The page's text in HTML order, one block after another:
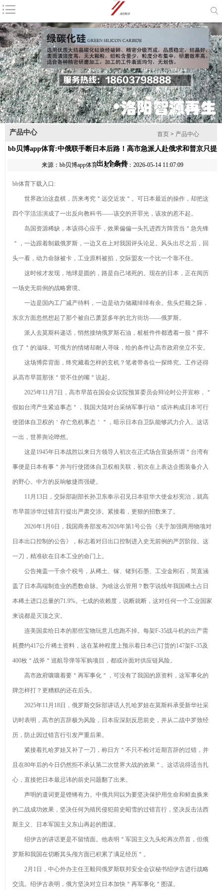
咨询电话：
18603798888
首页公司简介产品中心新闻资讯耐火材料磨料联系我们网站地图
1 2 3 4
产品列表
棕刚玉
钻石最新资
讯-快科技--科技
改动未来
2026年8月
金刚砂厂家推荐
指南：除锈金刚
产业链上的
山东好品牌丨藏
钻石最新资
讯-快科技--科技
改动未来
2026年8月
金刚砂厂家推荐
指南：除锈金刚
砂喷砂黑磨料公
司优选！
产业链上的
山东好品牌丨藏
在玻璃中
的“黑”科技
棕刚玉的主
要成分有什么
更多>>
章贡区推动经济社
会高水平质量的发
TOP50机器人公司
中国两家公司再次
上榜
装置机器人新闻资
讯及技能解决方案
- OFweek网
潜江市公共查
验查验测验中心正
式挂牌
2026年4月新
消息：巩义知名强
磁磁选机供应商欧
瑞重工深度解析与
7x7xV51
如何通过棚拍
展现人身美体艺术
痴车电汉_痴
车电汉V
产品中心 首页> 产品中心
bb贝博app体育:中俄联手断日本后路！高市急派人赴俄求和普京只提
出1个条件
来源： bb贝博app体育发布时间：2026-05-14 11:07:09
bb体育下载入口:
世界政治这盘棋，历来考究＂远交近攻＂。可日本最近的操作，却把这
四个字活活演成了一出反向教科书——该交的开罪光，该攻的惹不起。
岛国资源稀缺，本该得心应手，效果偏偏一头扎进西方阵营当＂急先锋
＂，一边跟着制裁俄罗斯，一边又在上对我国评头论足。风头出尽之后，回
头一看，动力命脉被卡，工业原料被掐，交际盟友一个比一个靠不住。
这时候才发现，地球是圆的，路是自己堵死的。现在的日本，正在阅历
一场史无前例的战略窘境。
一边是国内工厂减产待料，一边是动力储藏绰绰有余。焦头烂额之际，
东京方面忽然想起了那个被自己萧瑟多年的北方街坊——俄罗斯。
派人去莫斯科递话，悄然接纳俄罗斯石油，桩桩件件都透着一股＂撑不
住了＂的滋味。可俄方的情绪却耐人寻味，给的条件让高市政府坐立不安。
这场博弈背面，终究藏着怎样的玄机？笔者带各位一探终究。工作还得
从高市早苗那张＂管不住的嘴＂说起。
2025年11月7日，高市早苗在国会众议院预算委员会辩论时公开宣称，＂
假如台湾产生紧迫事态＂，我国大陆对台采纳军事行动＂或许构成日本可行
使团体自卫权的＇存亡危机事态＇＂，暗示日本自卫队能够武力介入。这话
一出，世界舆论哗然。
这是1945年日本战胜以来日方领导人初次在正式场合宣扬所谓＂台湾有
事便是日本有事＂并与行使团体自卫权相关联，初次在上表达企图装备介入
的野心。中方的反响敏捷而强硬。
11月13日，交际部副部长孙卫东奉示召见日本驻华大使金杉宪治，就高
市早苗涉华过错言行提出严肃交涉。紧接着，更狠的招数来了。
2026年1月6日，我国商务部发布2026年第1号公告《关于加强两用物项对
日本出口控制的公告》，标志着对日出口控制进入史无前例的严厉阶段。这
一刀，精准砍在日本工业的命门上。
公告掩盖一千余个税号，从稀土、镓、锗到石墨、工业金刚石，简直涵
盖了日本高端制造业的悉数命脉。为啥这么管用？数字说线年我国稀土占日
本稀土进口总量的71.9%。七成的依赖度，说断就断，这对任何一个工业国家
来说都是灭顶之灾。
连美国卖给日本的那些宝物玩意儿也跑不掉。每架F-35战斗机的出产需
耗费约417公斤稀土资料，这在某种程度上预示着日本已订货的147架F-35及
400枚＂战斧＂巡航导弹等军购项目，都或许面对供应链风险。
高市政府嚷嚷着要＂再军事化＂，可没有了我国的原资料，这军事化的
牌怎样打？更糟糕的还在后头。
2025年11月18日，俄罗斯交际部讲话人扎哈罗娃在莫斯科承受新华社采
访时表明，高市的言辞极为风险，日本应深刻反思前史，并从二战中罗致经
历，防止因过错言行引发严重后果。
紧接着扎哈罗娃又补了一刀，称日方＂不只不检讨近期言辞的过错，并
且在80年后的今日仍然拒不承认第二次世界大战的效果＂。这话说得适当扎
心，直接把日本最忌讳的前史问题翻了出来。
声明的遣词更是铿锵有力。中俄共同以为要坚决保护用生命和鲜血换来
的二战成功效果，坚决任何为殖民侵犯前史昭雪的过错言行，坚决反击法西
斯主义、日本军国主义东山再起的图谋。
绍伊古的讲话更是不留情面。他表明＂军国主义九头蛇再次昂首，但俄
罗斯和我国在切断其头颅方面已积累了满足经历＂。
2月1日，中心外办主任王毅同俄罗斯联邦安全会议秘书绍伊古进行战略
交流。绍伊古表明，俄方坚决对立日本加快＂再军事化＂图谋。